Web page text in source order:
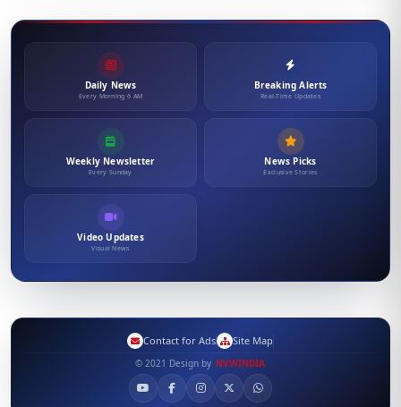
Daily News
Every Morning 6 AM
Breaking Alerts
Real-Time Updates
Weekly Newsletter
Every Sunday
News Picks
Exclusive Stories
Video Updates
Visual News
Contact for Ads Site Map
© 2021 Design by NVWINDIA